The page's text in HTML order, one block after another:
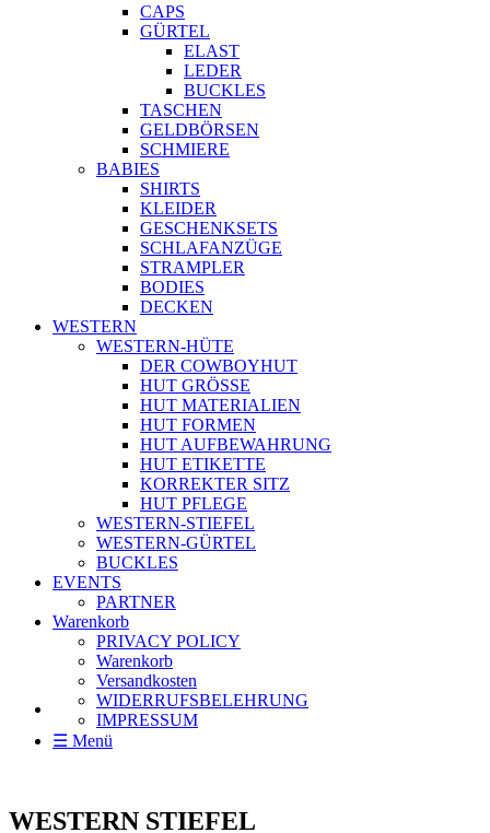
CAPS
GÜRTEL
ELAST
LEDER
BUCKLES
TASCHEN
GELDBÖRSEN
SCHMIERE
BABIES
SHIRTS
KLEIDER
GESCHENKSETS
SCHLAFANZÜGE
STRAMPLER
BODIES
DECKEN
WESTERN
WESTERN-HÜTE
DER COWBOYHUT
HUT GRÖSSE
HUT MATERIALIEN
HUT FORMEN
HUT AUFBEWAHRUNG
HUT ETIKETTE
KORREKTER SITZ
HUT PFLEGE
WESTERN-STIEFEL
WESTERN-GÜRTEL
BUCKLES
EVENTS
PARTNER
Warenkorb
PRIVACY POLICY
Warenkorb
Versandkosten
WIDERRUFSBELEHRUNG
IMPRESSUM
☰ Menü
WESTERN STIEFEL